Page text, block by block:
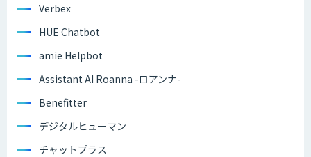
Verbex
HUE Chatbot
amie Helpbot
Assistant AI Roanna -ロアンナ-
Benefitter
デジタルヒューマン
チャットプラス